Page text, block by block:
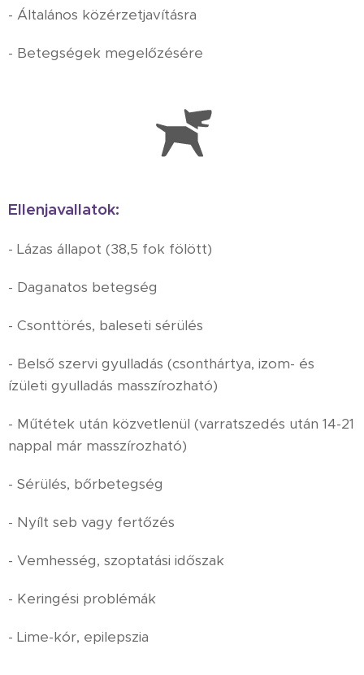
- Általános közérzetjavításra
- Betegségek megelőzésére
Ellenjavallatok:
- Lázas állapot (38,5 fok fölött)
- Daganatos betegség
- Csonttörés, baleseti sérülés
- Belső szervi gyulladás (csonthártya, izom- és
ízületi gyulladás masszírozható)
- Műtétek után közvetlenül (varratszedés után 14-21
nappal már masszírozható)
- Sérülés, bőrbetegség
- Nyílt seb vagy fertőzés
- Vemhesség, szoptatási időszak
- Keringési problémák
- Lime-kór, epilepszia